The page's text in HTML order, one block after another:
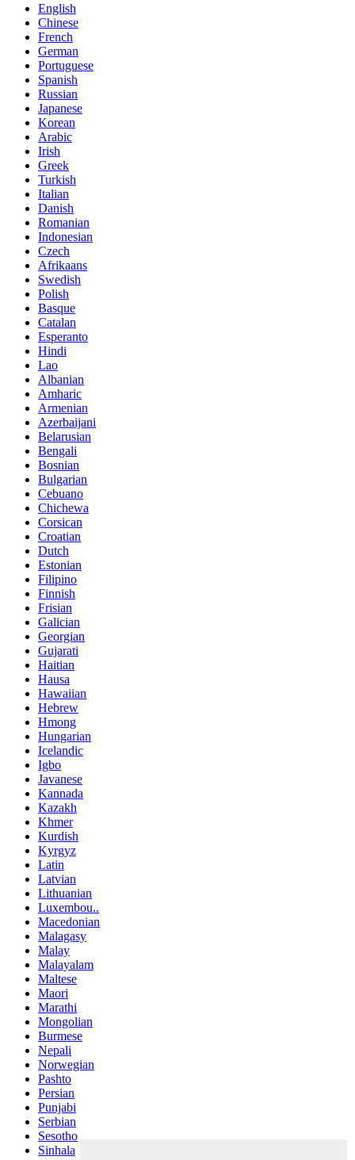
English
Chinese
French
German
Portuguese
Spanish
Russian
Japanese
Korean
Arabic
Irish
Greek
Turkish
Italian
Danish
Romanian
Indonesian
Czech
Afrikaans
Swedish
Polish
Basque
Catalan
Esperanto
Hindi
Lao
Albanian
Amharic
Armenian
Azerbaijani
Belarusian
Bengali
Bosnian
Bulgarian
Cebuano
Chichewa
Corsican
Croatian
Dutch
Estonian
Filipino
Finnish
Frisian
Galician
Georgian
Gujarati
Haitian
Hausa
Hawaiian
Hebrew
Hmong
Hungarian
Icelandic
Igbo
Javanese
Kannada
Kazakh
Khmer
Kurdish
Kyrgyz
Latin
Latvian
Lithuanian
Luxembou..
Macedonian
Malagasy
Malay
Malayalam
Maltese
Maori
Marathi
Mongolian
Burmese
Nepali
Norwegian
Pashto
Persian
Punjabi
Serbian
Sesotho
Sinhala